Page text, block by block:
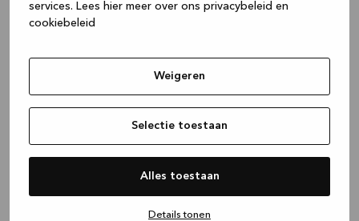
services. Lees hier meer over ons privacybeleid en
cookiebeleid
Weigeren
Selectie toestaan
Alles toestaan
Details tonen
(see the browser console for more
information).